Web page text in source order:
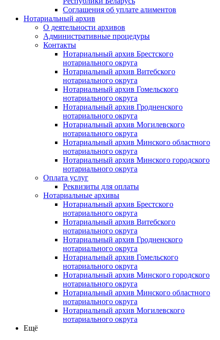
Соглашения об уплате алиментов
Нотариальный архив
О деятельности архивов
Административные процедуры
Контакты
Нотариальный архив Брестского
нотариального округа
Нотариальный архив Витебского
нотариального округа
Нотариальный архив Гомельского
нотариального округа
Нотариальный архив Гродненского
нотариального округа
Нотариальный архив Могилевского
нотариального округа
Нотариальный архив Минского областного
нотариального округа
Нотариальный архив Минского городского
нотариального округа
Оплата услуг
Реквизиты для оплаты
Нотариальные архивы
Нотариальный архив Брестского
нотариального округа
Нотариальный архив Витебского
нотариального округа
Нотариальный архив Гродненского
нотариального округа
Нотариальный архив Гомельского
нотариального округа
Нотариальный архив Минского городского
нотариального округа
Нотариальный архив Минского областного
нотариального округа
Нотариальный архив Могилевского
нотариального округа
Ещё